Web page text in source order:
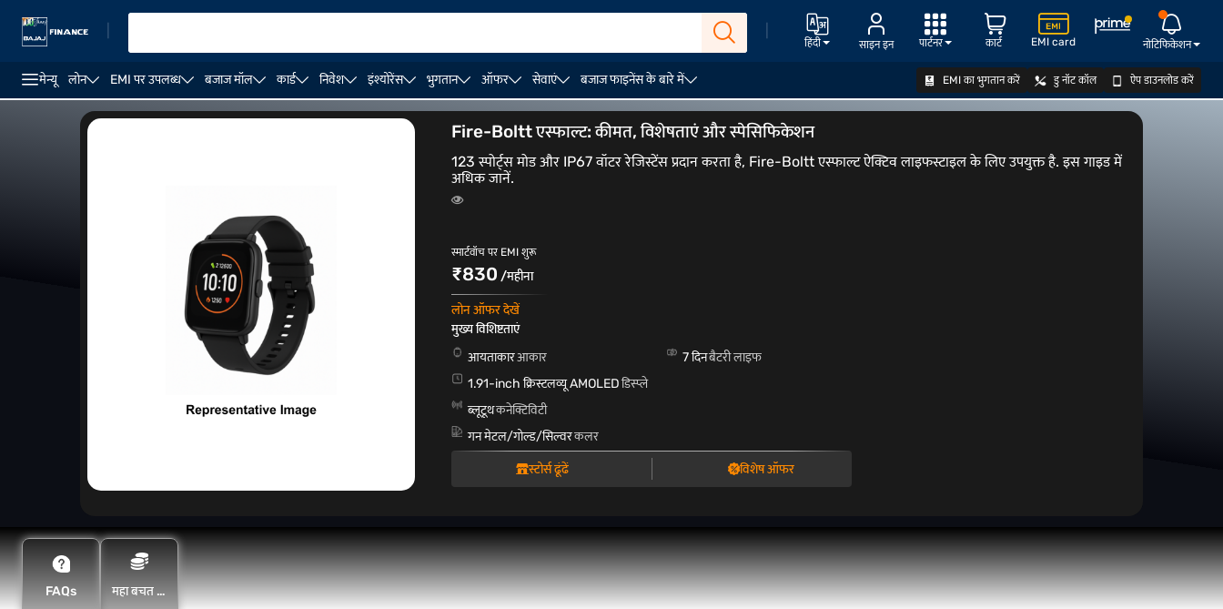
हिंदी साइन इन EMI card नोटिफिकेशन
कार्ट
पार्टनर
मेन्यू लोन EMI पर उपलब्ध बजाज मॉल कार्ड निवेश इंश्योरेंस भुगतान ऑफर सेवाएं बजाज फाइनेंस के बारे में EMI का भुगतान करें डु नॉट कॉल ऐप डाउनलोड करें
स्पोर्ट्स घड़ियां 4G SIM और Wi-fi कनेक्टिविटी के साथ स्मार्टवॉच महिलाओं की घड़ियां पुरुषों के लिए स्मार्टवॉच ऑफर देखें
Fire-Boltt एस्फाल्ट: कीमत, विशेषताएं और स्पेसिफिकेशन
123 स्पोर्ट्स मोड और IP67 वॉटर रेजिस्टेंस प्रदान करता है, Fire-Boltt एस्फाल्ट ऐक्टिव लाइफस्टाइल के लिए उपयुक्त है. इस गाइड में
अधिक जानें.
स्मार्टवॉच पर EMI शुरू
₹830 /महीना
लोन ऑफर देखें
मुख्य विशिष्टताएं
आयताकारआकार
1.91-inch क्रिस्टलव्यू AMOLEDडिस्प्ले
ब्लूटूथकनेक्टिविटी
गन मेटल/गोल्ड/सिल्वरकलर
7 दिनबैटरी लाइफ
स्टोर्स ढूंढें विशेष ऑफर
FAQs
महा बचत के